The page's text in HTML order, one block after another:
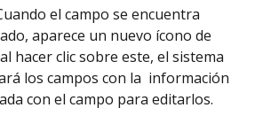
el campo se encuentra
aparece un nuevo ícono de
hacer clic sobre este, el sistema
los campos con la  información
con el campo para editarlos.